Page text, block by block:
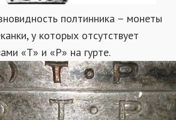
полтинника – монеты
у которых отсутствует
«Т» и «Р» на гурте.